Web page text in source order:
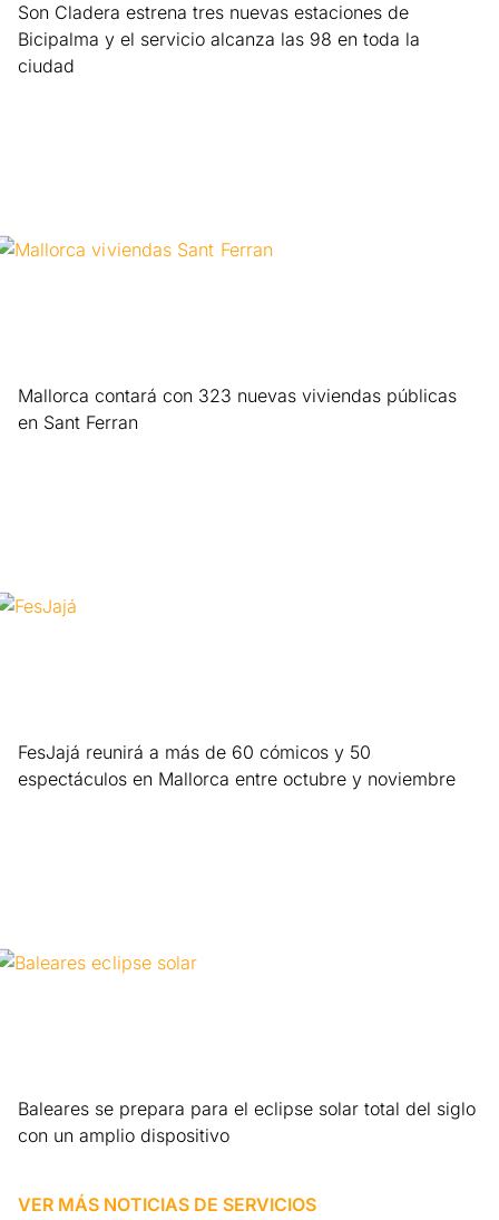
Son Cladera estrena tres nuevas estaciones de
Bicipalma y el servicio alcanza las 98 en toda la
ciudad
Mallorca contará con 323 nuevas viviendas públicas
en Sant Ferran
FesJajá reunirá a más de 60 cómicos y 50
espectáculos en Mallorca entre octubre y noviembre
Baleares se prepara para el eclipse solar total del siglo
con un amplio dispositivo
VER MÁS NOTICIAS DE SERVICIOS